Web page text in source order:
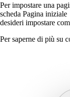
Per impostare una
scheda Pagina
desideri impostare
Per saperne di più su